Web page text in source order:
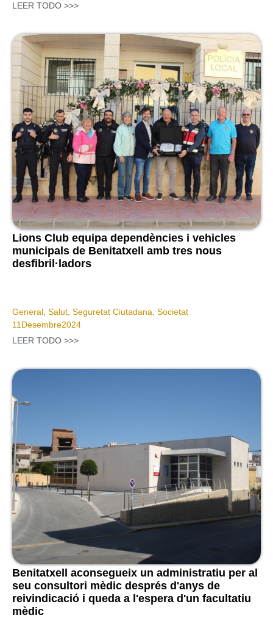
LEER TODO >>>
Lions Club equipa dependències i vehicles
municipals de Benitatxell amb tres nous
desfibril·ladors
General Salut Seguretat Ciutadana Societat
11 Desembre2024
LEER TODO >>>
Benitatxell aconsegueix un administratiu per al
seu consultori mèdic després d'anys de
reivindicació i queda a l'espera d'un facultatiu
mèdic